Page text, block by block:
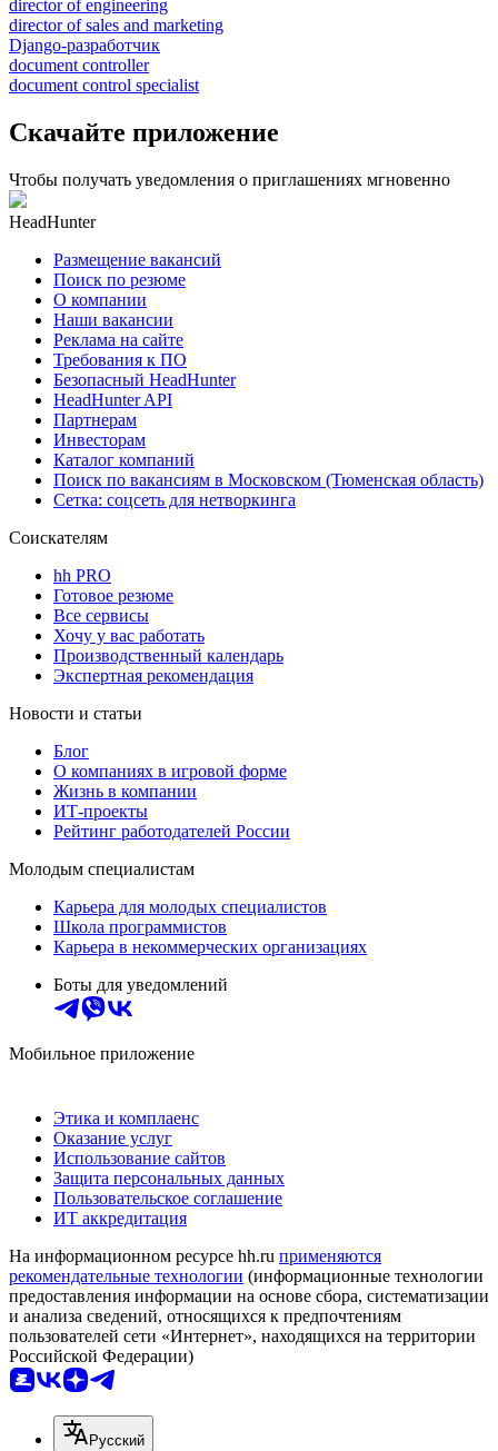
director of engineering
director of sales and marketing
Django-разработчик
document controller
document control specialist
Скачайте приложение
Чтобы получать уведомления о приглашениях мгновенно
HeadHunter
Размещение вакансий
Поиск по резюме
О компании
Наши вакансии
Реклама на сайте
Требования к ПО
Безопасный HeadHunter
HeadHunter API
Партнерам
Инвесторам
Каталог компаний
Поиск по вакансиям в Московском (Тюменская область)
Сетка: соцсеть для нетворкинга
Соискателям
hh PRO
Готовое резюме
Все сервисы
Хочу у вас работать
Производственный календарь
Экспертная рекомендация
Новости и статьи
Блог
О компаниях в игровой форме
Жизнь в компании
ИТ-проекты
Рейтинг работодателей России
Молодым специалистам
Карьера для молодых специалистов
Школа программистов
Карьера в некоммерческих организациях
Боты для уведомлений
Мобильное приложение
Этика и комплаенс
Оказание услуг
Использование сайтов
Защита персональных данных
Пользовательское соглашение
ИТ аккредитация
На информационном ресурсе hh.ru применяются
рекомендательные технологии (информационные технологии
предоставления информации на основе сбора, систематизации
и анализа сведений, относящихся к предпочтениям
пользователей сети «Интернет», находящихся на территории
Российской Федерации)
Русский